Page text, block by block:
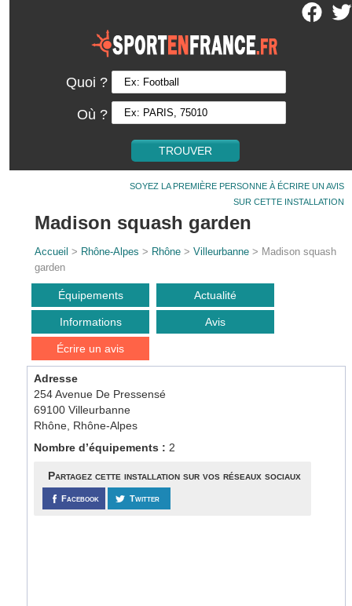
Quoi ?
Où ?
SOYEZ LA PREMIÈRE PERSONNE À ÉCRIRE UN AVIS
SUR CETTE INSTALLATION
Madison squash garden
Accueil > Rhône-Alpes > Rhône >Villeurbanne > Madison squash
garden
Équipements Actualité
Informations Avis
Écrire un avis
Adresse
254 Avenue De Pressensé
69100 Villeurbanne
Rhône, Rhône-Alpes
Nombre d’équipements : 2
Partagez cette installation sur vos réseaux sociaux
Facebook Twitter